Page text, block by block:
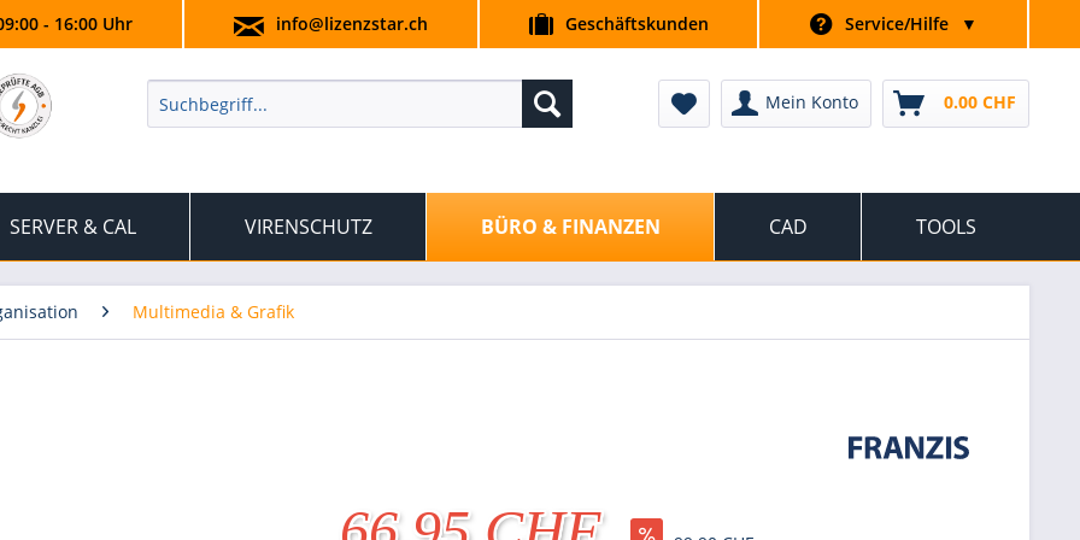
- 16:00 Uhr info@lizenzstar.ch Geschäftskunden Service/Hilfe ▼
Mein Konto 0.00 CHF
SERVER & CAL VIRENSCHUTZ BÜRO & FINANZEN CAD TOOLS
Multimedia & Grafik